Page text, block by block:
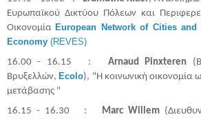
Ευρωπαϊκού Δικτύου Πόλεων και
ΟικονομίαEuropean Network of Cities
Economy (REVES)
16.00 - 16.15 :Arnaud Pinxteren
Βρυξελλών,Ecolo), "Η κοινωνική οικονομία
μετάβασης "
16.15 - 16.30 : Marc Willem